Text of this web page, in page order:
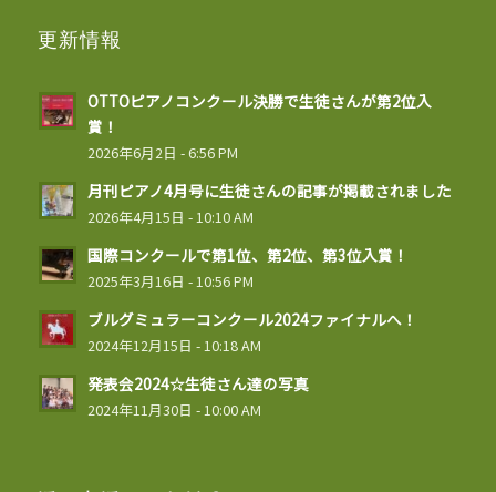
更新情報
OTTOピアノコンクール決勝で生徒さんが第2位入
賞！
2026年6月2日 - 6:56 PM
月刊ピアノ4月号に生徒さんの記事が掲載されました
2026年4月15日 - 10:10 AM
国際コンクールで第1位、第2位、第3位入賞！
2025年3月16日 - 10:56 PM
ブルグミュラーコンクール2024ファイナルへ！
2024年12月15日 - 10:18 AM
発表会2024☆生徒さん達の写真
2024年11月30日 - 10:00 AM